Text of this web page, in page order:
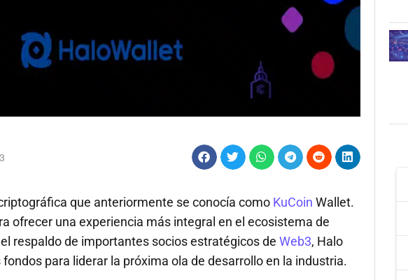
que anteriormente se conocía como KuCoin Wallet.
ofrecer una experiencia más integral en el ecosistema de
respaldo de importantes socios estratégicos de Web3, Halo
para liderar la próxima ola de desarrollo en la industria.